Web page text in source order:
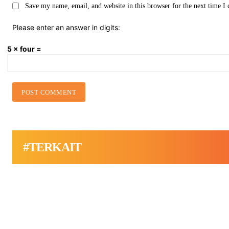
Save my name, email, and website in this browser for the next time I
Please enter an answer in digits:
5 × four =
#TERKAIT